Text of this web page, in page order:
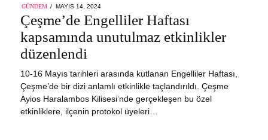
GÜNDEM
POSTED
ON
MAYIS 14, 2024
Çeşme’de Engelliler Haftası
kapsamında unutulmaz etkinlikler
düzenlendi
10-16 Mayıs tarihleri arasında kutlanan Engelliler Haftası,
Çeşme’de bir dizi anlamlı etkinlikle taçlandırıldı. Çeşme
Ayios Haralambos Kilisesi’nde gerçekleşen bu özel
etkinliklere, ilçenin protokol üyeleri…